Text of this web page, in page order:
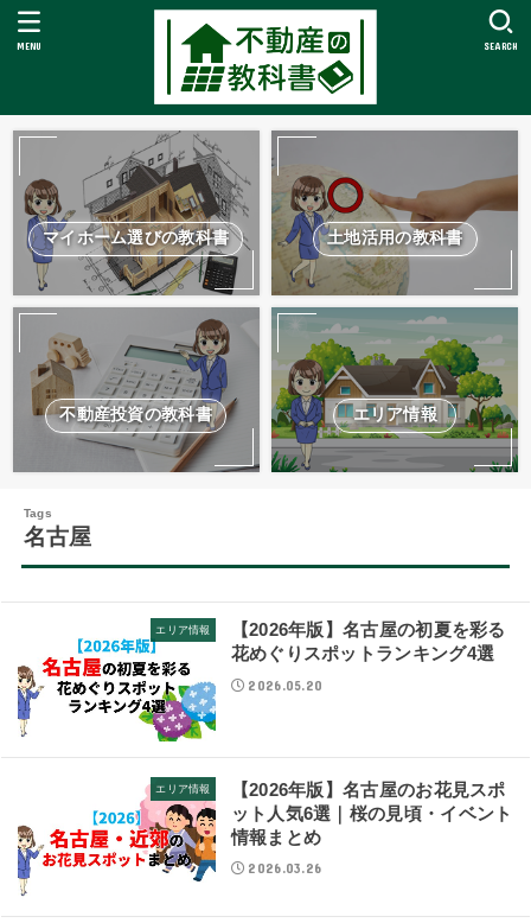
SEARCH
MENU
マイホーム選びの教科書 土地活用の教科書
不動産投資の教科書 エリア情報
名古屋
エリア情報
【2026年版】名古屋の初夏を彩る
花めぐりスポットランキング4選
2026.05.20
エリア情報
【2026年版】名古屋のお花見スポ
ット人気6選｜桜の見頃・イベント
情報まとめ
2026.03.26